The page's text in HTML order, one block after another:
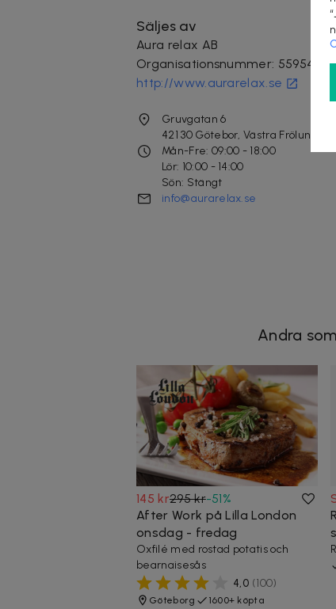
Säljes av
Aura relax AB
Organisationsnummer: 559547-
http://www.aurarelax.se
Gruvgatan 6
421 30 Götebor, Västra Frölunda
Mån-Fre: 09:00 - 18:00
Lör: 10:00 - 14:00
Sön: Stängt
info@aurarelax.se
Andra
145 kr295 kr-51%
After Work på Lilla London
onsdag - fredag
Oxfilé med rostad potatis och
bearnaisesås
4,0 (100)
Göteborg 1600+ köpta